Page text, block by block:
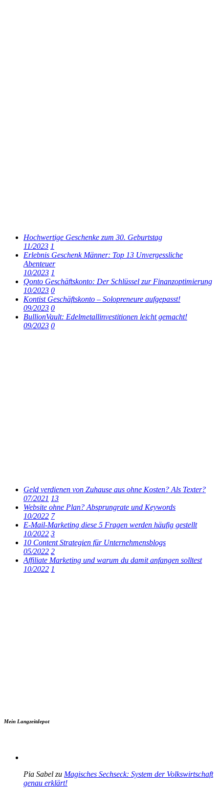
Hochwertige Geschenke zum 30. Geburtstag
11/2023 1
Erlebnis Geschenk Männer: Top 13 Unvergessliche
Abenteuer
10/2023 1
Qonto Geschäftskonto: Der Schlüssel zur Finanzoptimierung
10/2023 0
Kontist Geschäftskonto – Solopreneure aufgepasst!
09/2023 0
BullionVault: Edelmetallinvestitionen leicht gemacht!
09/2023 0
Geld verdienen von Zuhause aus ohne Kosten? Als Texter?
07/2021 13
Website ohne Plan? Absprungrate und Keywords
10/2022 7
E-Mail-Marketing diese 5 Fragen werden häufig gestellt
10/2022 3
10 Content Strategien für Unternehmensblogs
05/2022 2
Affiliate Marketing und warum du damit anfangen solltest
10/2022 1
Mein Langzeitdepot
Pia Sabel zu Magisches Sechseck: System der Volkswirtschaft
genau erklärt!